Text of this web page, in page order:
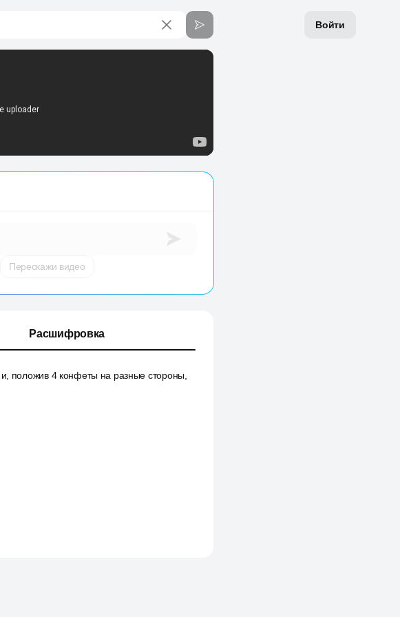
Войти
Перескажи видео
Расшифровка
положив 4 конфеты на разные стороны,